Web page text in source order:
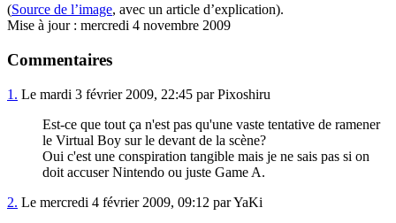
(Source de l’image, avec un article d’explication).
Mise à jour : mercredi 4 novembre 2009
Commentaires
1. Le mardi 3 février 2009, 22:45 par Pixoshiru
Est-ce que tout ça n'est pas qu'une vaste tentative de ramener
le Virtual Boy sur le devant de la scène?
Oui c'est une conspiration tangible mais je ne sais pas si on
doit accuser Nintendo ou juste Game A.
2. Le mercredi 4 février 2009, 09:12 par YaKi